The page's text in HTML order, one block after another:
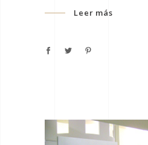
Leer más